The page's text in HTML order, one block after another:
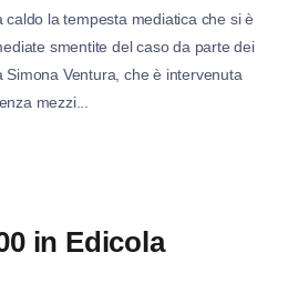
la tempesta mediatica che si è
smentite del caso da parte dei
Ventura, che è intervenuta
mezzi...
in Edicola